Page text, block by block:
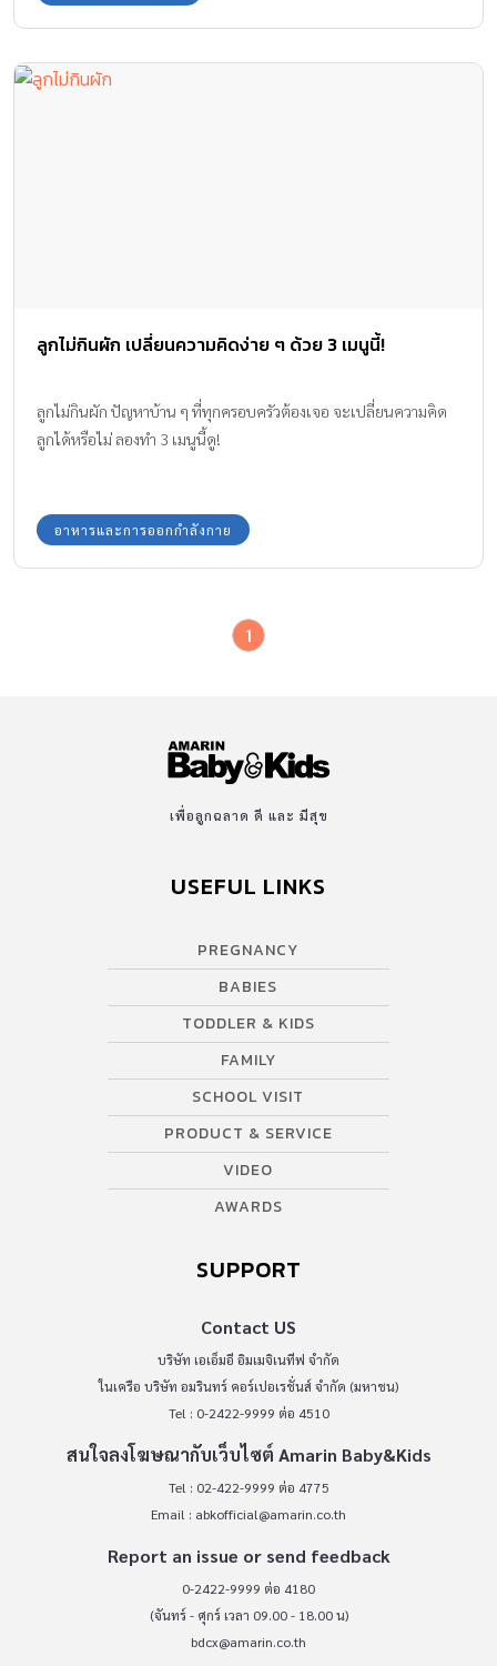
ลูกไม่กินผัก เปลี่ยนความคิดง่าย ๆ ด้วย 3 เมนูนี้!
ลูกไม่กินผัก ปัญหาบ้าน ๆ ที่ทุกครอบครัวต้องเจอ จะเปลี่ยนความคิด
ลูกได้หรือไม่ ลองทำ 3 เมนูนี้ดู!
อาหารและการออกกำลังกาย
1
เพื่อลูกฉลาด ดี และ มีสุข
USEFUL LINKS
PREGNANCY
BABIES
TODDLER & KIDS
FAMILY
SCHOOL VISIT
PRODUCT & SERVICE
VIDEO
AWARDS
SUPPORT
Contact US
บริษัท เอเอ็มอี อิมเมจิเนทีฟ จำกัด
ในเครือ บริษัท อมรินทร์ คอร์เปอเรชั่นส์ จำกัด (มหาชน)
Tel : 0-2422-9999 ต่อ 4510
สนใจลงโฆษณากับเว็บไซต์ Amarin Baby&Kids
Tel : 02-422-9999 ต่อ 4775
Email : abkofficial@amarin.co.th
Report an issue or send feedback
0-2422-9999 ต่อ 4180
(จันทร์ - ศุกร์ เวลา 09.00 - 18.00 น)
bdcx@amarin.co.th